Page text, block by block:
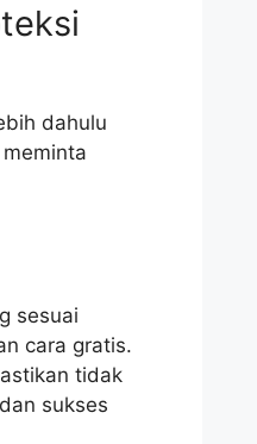
dahulu
sesuai
cara gratis.
tidak
sukses